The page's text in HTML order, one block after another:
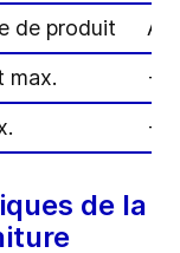
de produit
max.
+
+
de la